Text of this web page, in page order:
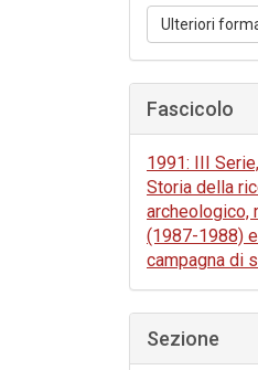
Ulteriori
Fascicolo
1991: III
Storia della
archeologico,
(1987-1988)
campagna di
Sezione